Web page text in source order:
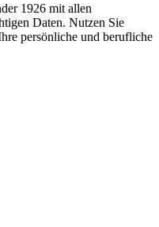
1926 mit allen
Daten. Nutzen Sie
persönliche und berufliche